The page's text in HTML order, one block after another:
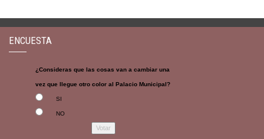
ENCUESTA
¿Consideras que las cosas van a cambiar una
vez que llegue otro color al Palacio Municipal?
SI
NO